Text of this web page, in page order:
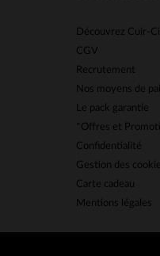
Découvrez Cuir-
CGV
Recrutement
Nos moyens de
Le pack garantie
*Offres et
Confidentialité
Gestion des
Carte cadeau
Mentions légales